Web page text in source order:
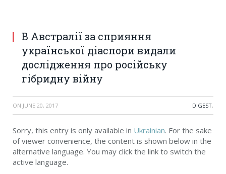
В Австралії за сприяння
української діаспори видали
дослідження про російську
гібридну війну
ON JUNE 20, 2017 DIGEST,
Sorry, this entry is only available in Ukrainian. For the sake
of viewer convenience, the content is shown below in the
alternative language. You may click the link to switch the
active language.